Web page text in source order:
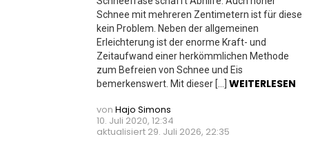
Schnee mit mehreren Zentimetern ist für diese
kein Problem. Neben der allgemeinen
Erleichterung ist der enorme Kraft- und
Zeitaufwand einer herkömmlichen Methode
zum Befreien von Schnee und Eis
bemerkenswert. Mit dieser […] WEITERLESEN
von Hajo Simons
10. Juli 2020, 12:34
aktualisiert 29. Juli 2026, 22:35